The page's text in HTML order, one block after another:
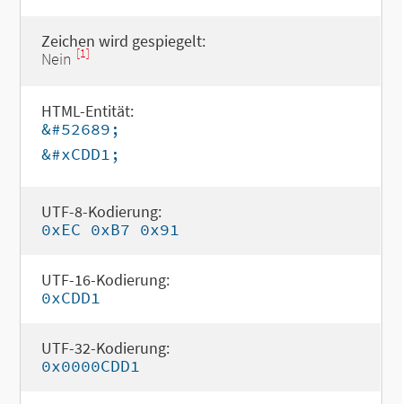
Zeichen wird gespiegelt:
Nein [1]
HTML-Entität:
&#52689;
&#xCDD1;
UTF-8-Kodierung:
0xEC 0xB7 0x91
UTF-16-Kodierung:
0xCDD1
UTF-32-Kodierung:
0x0000CDD1